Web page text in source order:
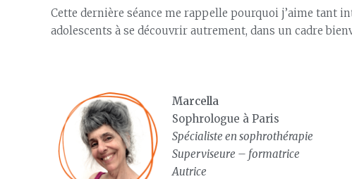
Cette dernière séance me rappelle pourquoi j’aime tant
adolescents à se découvrir autrement, dans un cadre
Marcella
Sophrologue à Paris
Spécialiste en sophrothérapie
Superviseure – formatrice
Autrice